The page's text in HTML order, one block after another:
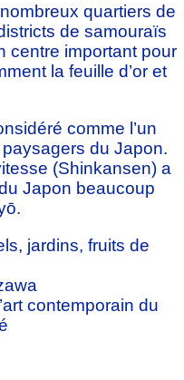
quartiers de
de samouraïs
centre important pour
la feuille d’or et
comme l’un
du Japon.
(Shinkansen) a
Japon beaucoup
jardins, fruits de
contemporain du